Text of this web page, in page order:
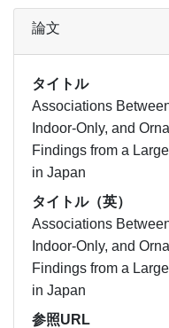
論文
タイトル
Associations
Indoor-Only, and
Findings from a
in Japan
タイトル（英）
Associations
Indoor-Only, and
Findings from a
in Japan
参照URL